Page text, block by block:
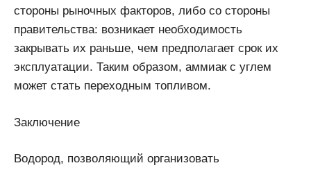
стороны рыночных факторов, либо со стороны
правительства: возникает необходимость
закрывать их раньше, чем предполагает срок их
эксплуатации. Таким образом, аммиак с углем
может стать переходным топливом.
Заключение
Водород, позволяющий организовать